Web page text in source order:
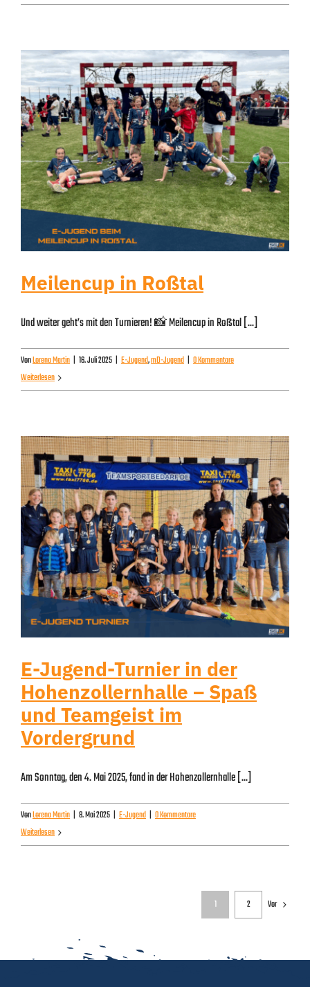
Meilencup in Roßtal
Und weiter geht’s mit den Turnieren! 📸 Meilencup in Roßtal [...]
VonLorena Martin | 16. Juli 2025 | E-Jugend,mD-Jugend | 0 Kommentare
Weiterlesen
E-Jugend-Turnier in der
Hohenzollernhalle – Spaß
und Teamgeist im
Vordergrund
Am Sonntag, den 4. Mai 2025, fand in der Hohenzollernhalle [...]
VonLorena Martin | 8. Mai 2025 | E-Jugend | 0 Kommentare
Weiterlesen
1 2 Vor